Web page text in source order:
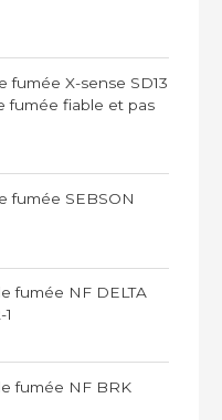
fumée X-sense SD13
fumée fiable et pas
fumée SEBSON
fumée NF DELTA
fumée NF BRK